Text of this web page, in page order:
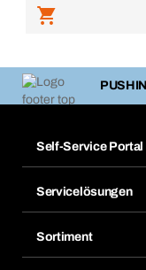
Self-Service Portal
Merklisten
Nachbestellung
Servicelösungen
Sortiment